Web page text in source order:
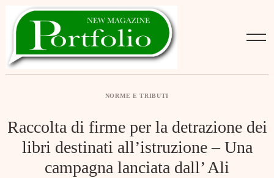
NORME E TRIBUTI
Raccolta di firme per la detrazione dei
libri destinati all’istruzione – Una
campagna lanciata dall’ Ali